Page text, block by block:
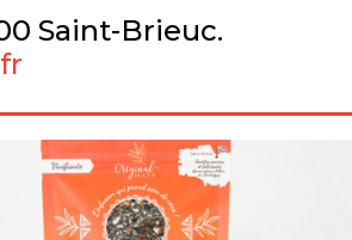
Saint-Brieuc.